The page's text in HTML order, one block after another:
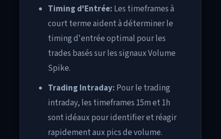
Timing d'Entrée: Les timeframes à
court terme aident à déterminer le
timing d'entrée optimal pour les
trades basés sur les signaux Volume
Spike.
Trading Intraday: Pour le trading
intraday, les timeframes 15m et 1h
sont idéaux pour identifier et réagir
rapidement aux pics de volume.